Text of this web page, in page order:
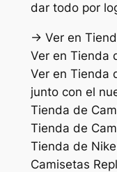
dar todo por
→ Ver en
Ver en Tienda
Ver en Tienda
junto con el
Tienda de
Tienda de
Tienda de
Camisetas